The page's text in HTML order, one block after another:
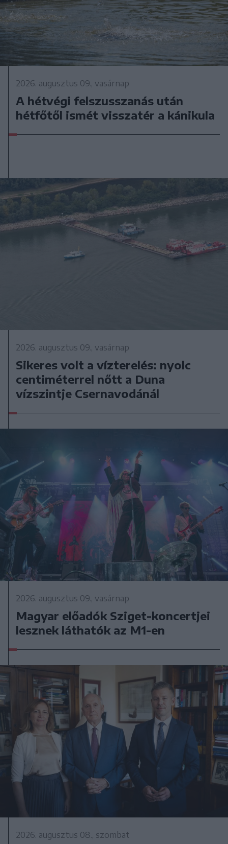
2026. augusztus 09., vasárnap
A hétvégi felszusszanás után
hétfőtől ismét visszatér a kánikula
2026. augusztus 09., vasárnap
Sikeres volt a vízterelés: nyolc
centiméterrel nőtt a Duna
vízszintje Csernavodánál
2026. augusztus 09., vasárnap
Magyar előadók Sziget-koncertjei
lesznek láthatók az M1-en
2026. augusztus 08., szombat